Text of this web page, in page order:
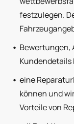
festzulegen.
Bewertungen,
Kundendetails
eine
können und
Vorteile von